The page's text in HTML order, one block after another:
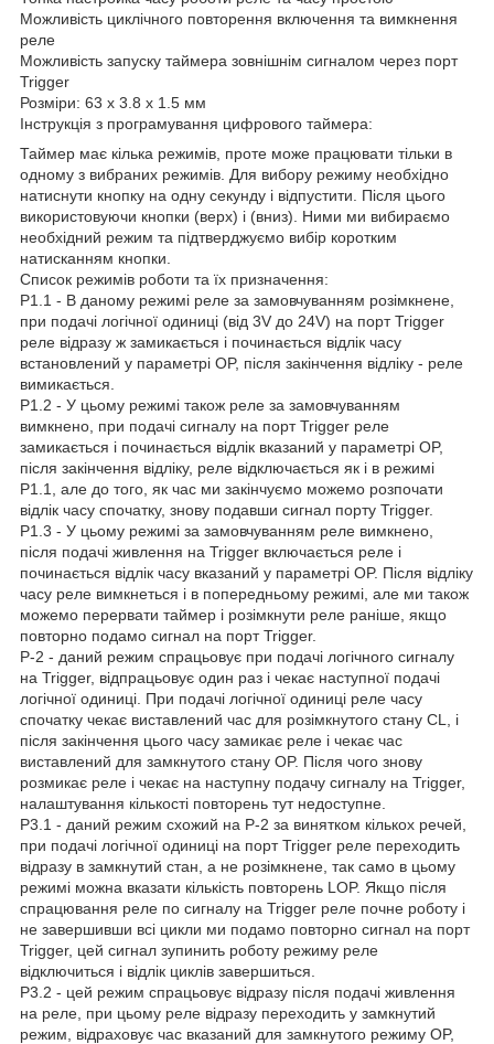
Можливість циклічного повторення включення та вимкнення
реле
Можливість запуску таймера зовнішнім сигналом через порт
Trigger
Розміри: 63 x 3.8 x 1.5 мм
Інструкція з програмування цифрового таймера:
Таймер має кілька режимів, проте може працювати тільки в
одному з вибраних режимів. Для вибору режиму необхідно
натиснути кнопку на одну секунду і відпустити. Після цього
використовуючи кнопки (верх) і (вниз). Ними ми вибираємо
необхідний режим та підтверджуємо вибір коротким
натисканням кнопки.
Список режимів роботи та їх призначення:
P1.1 - В даному режимі реле за замовчуванням розімкнене,
при подачі логічної одиниці (від 3V до 24V) на порт Trigger
реле відразу ж замикається і починається відлік часу
встановлений у параметрі OP, після закінчення відліку - реле
вимикається.
P1.2 - У цьому режимі також реле за замовчуванням
вимкнено, при подачі сигналу на порт Trigger реле
замикається і починається відлік вказаний у параметрі OP,
після закінчення відліку, реле відключається як і в режимі
P1.1, але до того, як час ми закінчуємо можемо розпочати
відлік часу спочатку, знову подавши сигнал порту Trigger.
P1.3 - У цьому режимі за замовчуванням реле вимкнено,
після подачі живлення на Trigger включається реле і
починається відлік часу вказаний у параметрі OP. Після відліку
часу реле вимкнеться і в попередньому режимі, але ми також
можемо перервати таймер і розімкнути реле раніше, якщо
повторно подамо сигнал на порт Trigger.
P-2 - даний режим спрацьовує при подачі логічного сигналу
на Trigger, відпрацьовує один раз і чекає наступної подачі
логічної одиниці. При подачі логічної одиниці реле часу
спочатку чекає виставлений час для розімкнутого стану CL, і
після закінчення цього часу замикає реле і чекає час
виставлений для замкнутого стану OP. Після чого знову
розмикає реле і чекає на наступну подачу сигналу на Trigger,
налаштування кількості повторень тут недоступне.
P3.1 - даний режим схожий на P-2 за винятком кількох речей,
при подачі логічної одиниці на порт Trigger реле переходить
відразу в замкнутий стан, а не розімкнене, так само в цьому
режимі можна вказати кількість повторень LOP. Якщо після
спрацювання реле по сигналу на Trigger реле почне роботу і
не завершивши всі цикли ми подамо повторно сигнал на порт
Trigger, цей сигнал зупинить роботу режиму реле
відключиться і відлік циклів завершиться.
P3.2 - цей режим спрацьовує відразу після подачі живлення
на реле, при цьому реле відразу переходить у замкнутий
режим, відраховує час вказаний для замкнутого режиму OP,